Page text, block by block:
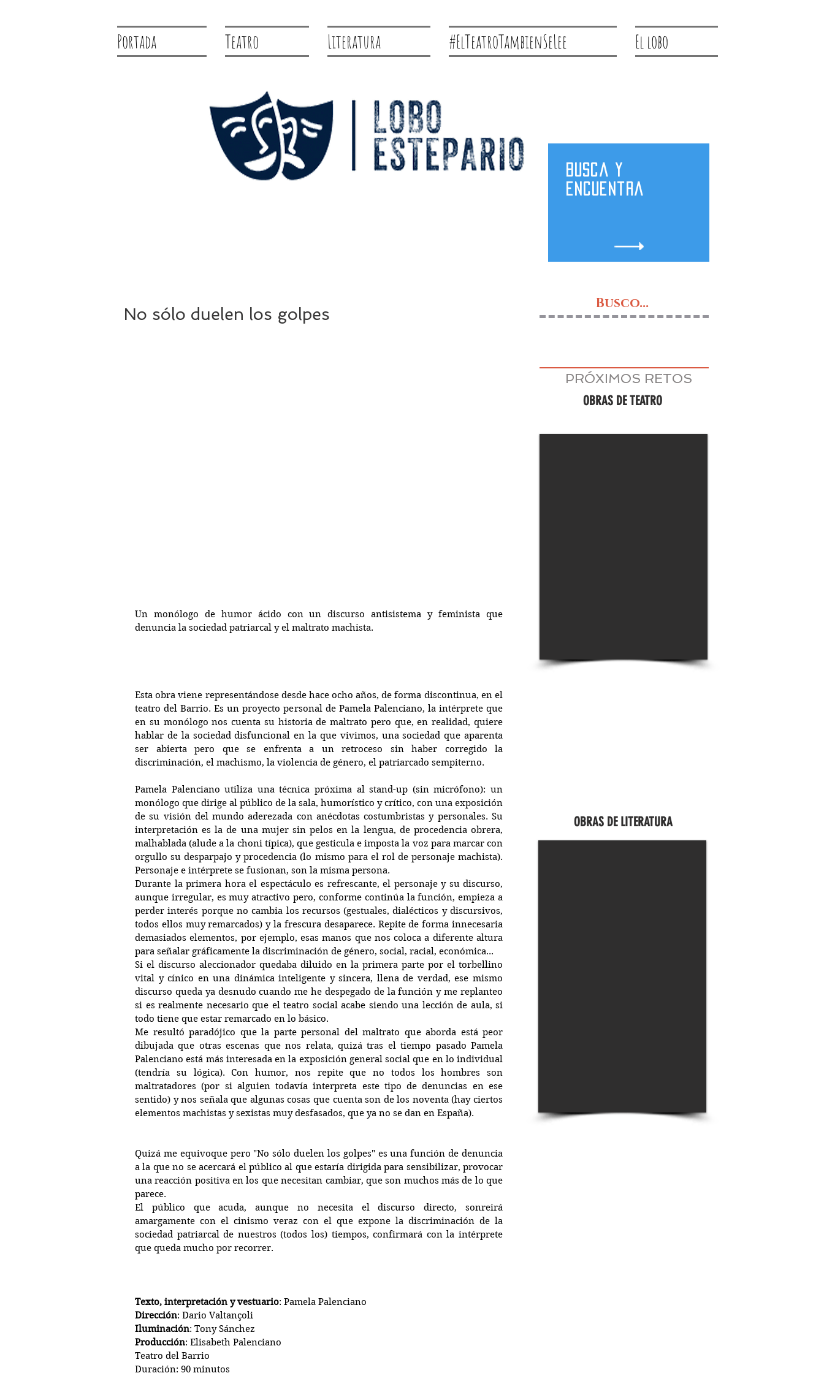
Portada Teatro Literatura #ElTeatroTambienSeLee El lobo
Busca y
encuentra
No sólo duelen los golpes
Un monólogo de humor ácido con un discurso antisistema y feminista que
denuncia la sociedad patriarcal y el maltrato machista.
Esta obra viene representándose desde hace ocho años, de forma discontinua, en el
teatro del Barrio. Es un proyecto personal de Pamela Palenciano, la intérprete que
en su monólogo nos cuenta su historia de maltrato pero que, en realidad, quiere
hablar de la sociedad disfuncional en la que vivimos, una sociedad que aparenta
ser abierta pero que se enfrenta a un retroceso sin haber corregido la
discriminación, el machismo, la violencia de género, el patriarcado sempiterno.
Pamela Palenciano utiliza una técnica próxima al stand-up (sin micrófono): un
monólogo que dirige al público de la sala, humorístico y crítico, con una exposición
de su visión del mundo aderezada con anécdotas costumbristas y personales. Su
interpretación es la de una mujer sin pelos en la lengua, de procedencia obrera,
malhablada (alude a la choni típica), que gesticula e imposta la voz para marcar con
orgullo su desparpajo y procedencia (lo mismo para el rol de personaje machista).
Personaje e intérprete se fusionan, son la misma persona.
Durante la primera hora el espectáculo es refrescante, el personaje y su discurso,
aunque irregular, es muy atractivo pero, conforme continúa la función, empieza a
perder interés porque no cambia los recursos (gestuales, dialécticos y discursivos,
todos ellos muy remarcados) y la frescura desaparece. Repite de forma innecesaria
demasiados elementos, por ejemplo, esas manos que nos coloca a diferente altura
para señalar gráficamente la discriminación de género, social, racial, económica...
Si el discurso aleccionador quedaba diluido en la primera parte por el torbellino
vital y cínico en una dinámica inteligente y sincera, llena de verdad, ese mismo
discurso queda ya desnudo cuando me he despegado de la función y me replanteo
si es realmente necesario que el teatro social acabe siendo una lección de aula, si
todo tiene que estar remarcado en lo básico.
Me resultó paradójico que la parte personal del maltrato que aborda está peor
dibujada que otras escenas que nos relata, quizá tras el tiempo pasado Pamela
Palenciano está más interesada en la exposición general social que en lo individual
(tendría su lógica). Con humor, nos repite que no todos los hombres son
maltratadores (por si alguien todavía interpreta este tipo de denuncias en ese
sentido) y nos señala que algunas cosas que cuenta son de los noventa (hay ciertos
elementos machistas y sexistas muy desfasados, que ya no se dan en España).
Quizá me equivoque pero "No sólo duelen los golpes" es una función de denuncia
a la que no se acercará el público al que estaría dirigida para sensibilizar, provocar
una reacción positiva en los que necesitan cambiar, que son muchos más de lo que
parece.
El público que acuda, aunque no necesita el discurso directo, sonreirá
amargamente con el cinismo veraz con el que expone la discriminación de la
sociedad patriarcal de nuestros (todos los) tiempos, confirmará con la intérprete
que queda mucho por recorrer.
Texto, interpretación y vestuario: Pamela Palenciano
Dirección: Dario Valtançoli
Iluminación: Tony Sánchez
Producción: Elisabeth Palenciano
Teatro del Barrio
Duración: 90 minutos
Busco...
PRÓXIMOS RETOS
OBRAS DE TEATRO
OBRAS DE LITERATURA